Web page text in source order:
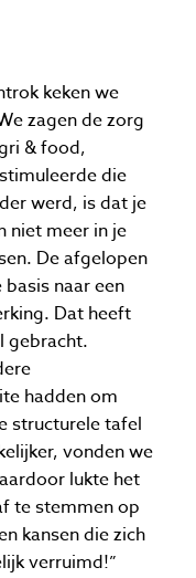
keken we
zagen de zorg
& food,
die
werd, is dat je
niet meer in je
De afgelopen
naar een
Dat heeft
gebracht.
hadden om
structurele tafel
vonden we
lukte het
te stemmen op
kansen die zich
verruimd!”